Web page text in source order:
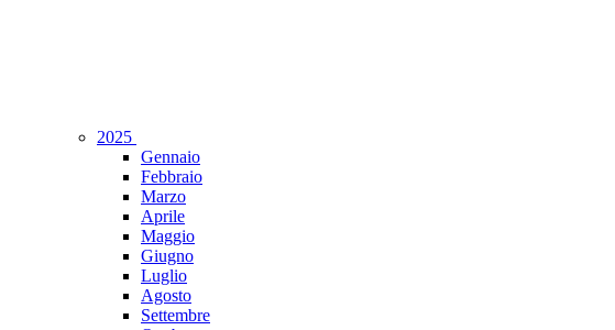
2025
Gennaio
Febbraio
Marzo
Aprile
Maggio
Giugno
Luglio
Agosto
Settembre